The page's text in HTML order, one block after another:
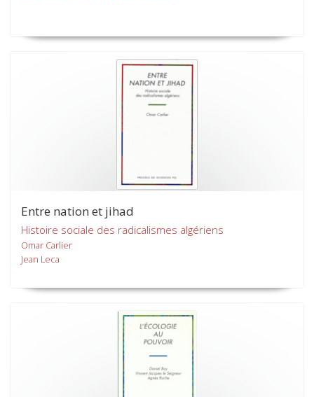
Entre nation et jihad
Histoire sociale des radicalismes algériens
Omar Carlier
Jean Leca